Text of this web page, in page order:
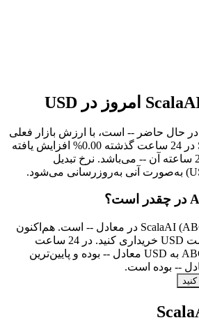
قیمت لحظه‌ای ScalaAI در حال حاضر -- است، با ارزش بازار فعلی
معادل --. قیمت ScalaAI در 24 ساعت گذشته 0.00% افزایش یافته
است و حجم معاملات 24 ساعته آن -- می‌باشد. نرخ تبدیل
در حال حاضر، قیمت ScalaAI (ABC) در معادل -- است. هم‌اکنون
می‌توانید 1ABC را با قیمت USD خریداری کنید. در 24 ساعت
گذشته، بالاترین قیمت ABC به USD معادل -- بوده و پایین‌ترین